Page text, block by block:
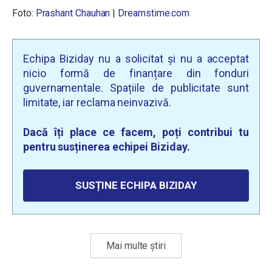
Foto: Prashant Chauhan | Dreamstime.com
Echipa Biziday nu a solicitat și nu a acceptat
nicio formă de finanțare din fonduri
guvernamentale. Spațiile de publicitate sunt
limitate, iar reclama neinvazivă.
Dacă îți place ce facem, poți contribui tu
pentru susținerea echipei Biziday.
SUSȚINE ECHIPA BIZIDAY
Mai multe știri